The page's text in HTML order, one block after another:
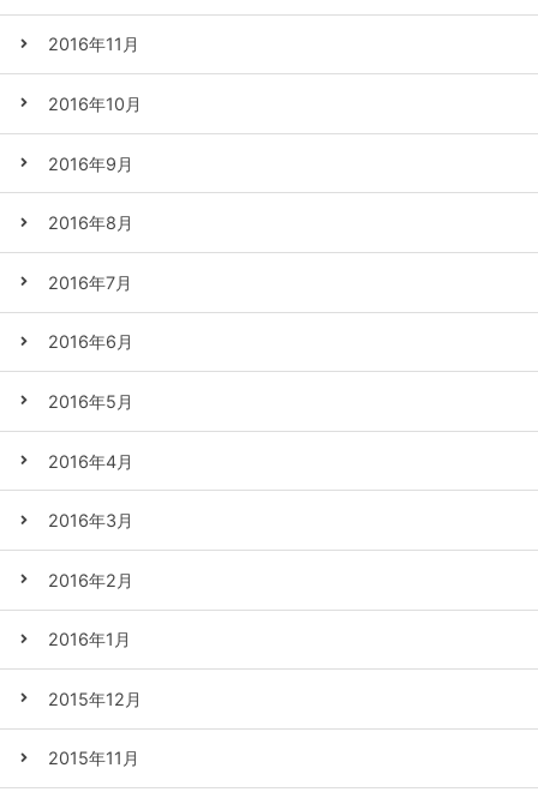
2016年11月
2016年10月
2016年9月
2016年8月
2016年7月
2016年6月
2016年5月
2016年4月
2016年3月
2016年2月
2016年1月
2015年12月
2015年11月